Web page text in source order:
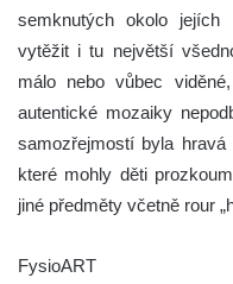
semknutých okolo
vytěžit i tu největší
málo nebo vůbec
autentické mozaiky
samozřejmostí byla
které mohly děti
jiné předměty včetně rour
FysioART